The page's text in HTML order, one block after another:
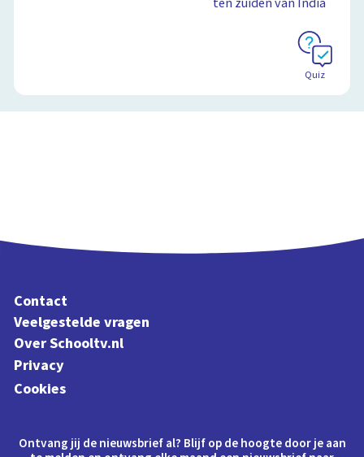
Quiz
Contact
Veelgestelde vragen
Over Schooltv.nl
Privacy
Cookies
Ontvang jij de nieuwsbrief al? Blijf op de hoogte door je aan